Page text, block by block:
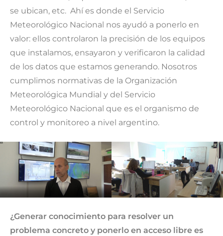
se ubican, etc. Ahí es donde el Servicio
Meteorológico Nacional nos ayudó a ponerlo en
valor: ellos controlaron la precisión de los equipos
que instalamos, ensayaron y verificaron la calidad
de los datos que estamos generando. Nosotros
cumplimos normativas de la Organización
Meteorológica Mundial y del Servicio
Meteorológico Nacional que es el organismo de
control y monitoreo a nivel argentino.
¿Generar conocimiento para resolver un
problema concreto y ponerlo en acceso libre es